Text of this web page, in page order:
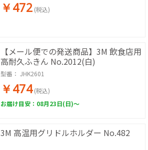
￥472 (税込)
【メール便での発送商品】3M 飲食店用
高耐久ふきん No.2012(白)
型番： JHK2601
￥474 (税込)
お届け目安：08月23日(日)～
3M 高温用グリドルホルダー No.482